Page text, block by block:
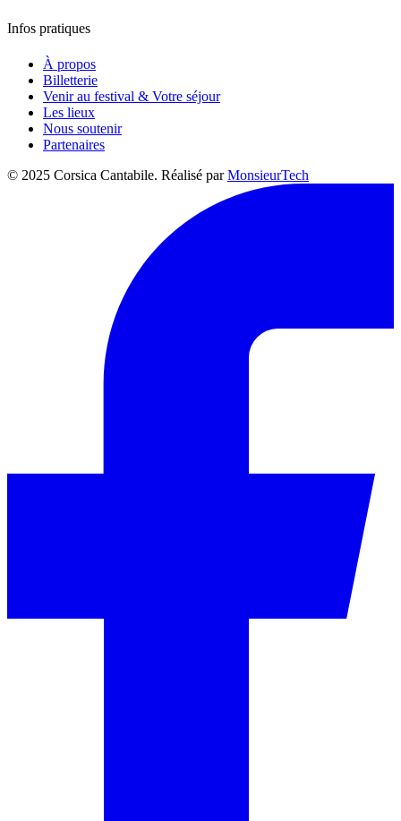
Infos pratiques
À propos
Billetterie
Venir au festival & Votre séjour
Les lieux
Nous soutenir
Partenaires
© 2025 Corsica Cantabile. Réalisé parMonsieurTech